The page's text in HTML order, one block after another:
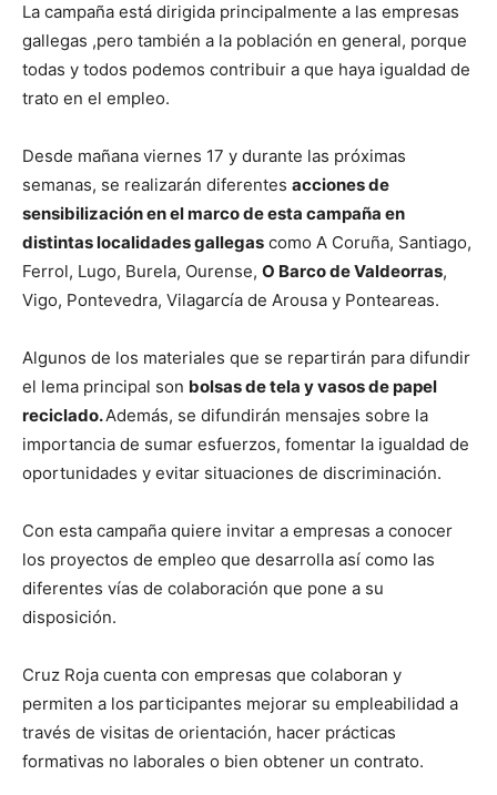
La campaña está dirigida principalmente a las empresas
gallegas ,pero también a la población en general, porque
todas y todos podemos contribuir a que haya igualdad de
trato en el empleo.
Desde mañana viernes 17 y durante las próximas
semanas, se realizarán diferentes acciones de
sensibilización en el marco de esta campaña en
distintas localidades gallegas como A Coruña, Santiago,
Ferrol, Lugo, Burela, Ourense, O Barco de Valdeorras,
Vigo, Pontevedra, Vilagarcía de Arousa y Ponteareas.
Algunos de los materiales que se repartirán para difundir
el lema principal son bolsas de tela y vasos de papel
reciclado.Además, se difundirán mensajes sobre la
importancia de sumar esfuerzos, fomentar la igualdad de
oportunidades y evitar situaciones de discriminación.
Con esta campaña quiere invitar a empresas a conocer
los proyectos de empleo que desarrolla así como las
diferentes vías de colaboración que pone a su
disposición.
Cruz Roja cuenta con empresas que colaboran y
permiten a los participantes mejorar su empleabilidad a
través de visitas de orientación, hacer prácticas
formativas no laborales o bien obtener un contrato.